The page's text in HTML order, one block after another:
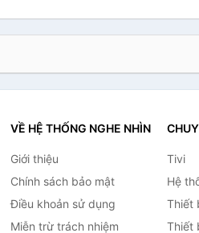
VỀ HỆ THỐNG NGHE NHÌN
Giới thiệu
Chính sách bảo mật
Điều khoản sử dụng
Miễn trừ trách nhiệm
Tivi
Hệ
Thiết
Thiết